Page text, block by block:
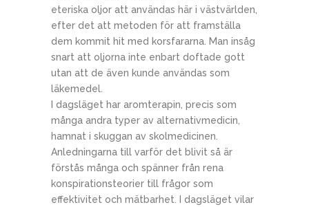
eteriska oljor att användas här i västvärlden,
efter det att metoden för att framställa
dem kommit hit med korsfararna. Man insåg
snart att oljorna inte enbart doftade gott
utan att de även kunde användas som
läkemedel.
I dagsläget har aromterapin, precis som
många andra typer av alternativmedicin,
hamnat i skuggan av skolmedicinen.
Anledningarna till varför det blivit så är
förstås många och spänner från rena
konspirationsteorier till frågor som
effektivitet och mätbarhet. I dagsläget vilar